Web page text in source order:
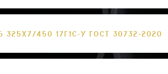
325Х7/450 17Г1С-У ГОСТ 30732-2020